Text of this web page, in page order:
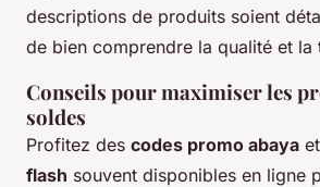
descriptions de produits soient
de bien comprendre la qualité et la
Conseils pour maximiser les
soldes
Profitez des codes promo abaya
flash souvent disponibles en ligne